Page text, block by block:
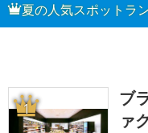
夏の人気スポットラ
1
ブ
ァ